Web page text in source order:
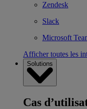
Zendesk
Slack
Microsoft
Afficher toutes les
Solutions
Cas